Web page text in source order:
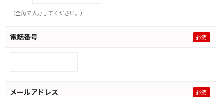
（全角で入力してください。）
電話番号
メールアドレス